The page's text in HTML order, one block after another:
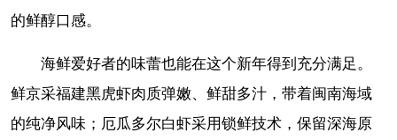
的鲜醇口感。
海鲜爱好者的味蕾也能在这个新年得到充分满足。
鲜京采福建黑虎虾肉质弹嫩、鲜甜多汁，带着闽南海域
的纯净风味；厄瓜多尔白虾采用锁鲜技术，保留深海原